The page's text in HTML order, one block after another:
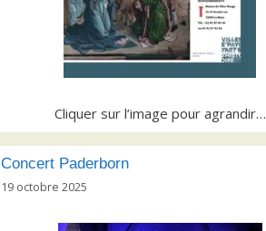
Cliquer sur l’image pour agrandir…
Concert Paderborn
19 octobre 2025